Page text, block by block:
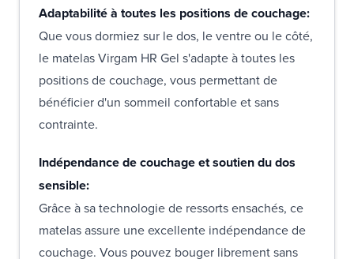
Adaptabilité à toutes les positions de couchage:
Que vous dormiez sur le dos, le ventre ou le côté,
le matelas Virgam HR Gel s'adapte à toutes les
positions de couchage, vous permettant de
bénéficier d'un sommeil confortable et sans
contrainte.
Indépendance de couchage et soutien du dos
sensible:
Grâce à sa technologie de ressorts ensachés, ce
matelas assure une excellente indépendance de
couchage. Vous pouvez bouger librement sans